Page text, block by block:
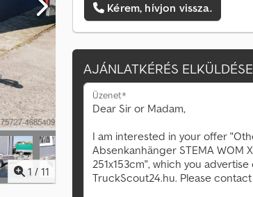
1 / 11
Kérem, hívjon vissza.
AJÁNLATKÉRÉS ELKÜLDÉSE
Üzenet*